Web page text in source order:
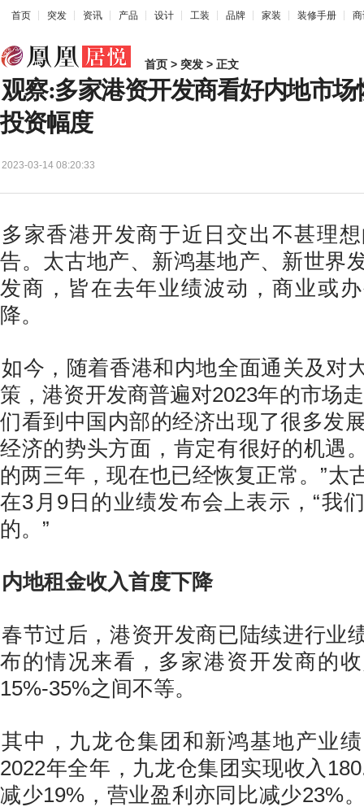
首页 突发 资讯 产品 设计 工装 品牌 家装 装修手册
首页 > 突发 > 正文
观察:多家港资开发商看好内地市
投资幅度
2023-03-14 08:20:33
多家香港开发商于近日交出不甚理
告。太古地产、新鸿基地产、新世界
发商，皆在去年业绩波动，商业或
降。
如今，随着香港和内地全面通关及对
策，港资开发商普遍对2023年的市场
们看到中国内部的经济出现了很多发
经济的势头方面，肯定有很好的机遇
的两三年，现在也已经恢复正常。”太
在3月9日的业绩发布会上表示，“我
的。”
内地租金收入首度下降
春节过后，港资开发商已陆续进行业
布的情况来看，多家港资开发商的
15%-35%之间不等。
其中，九龙仓集团和新鸿基地产业
2022年全年，九龙仓集团实现收入
减少19%，营业盈利亦同比减少23%